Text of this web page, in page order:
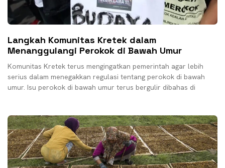
Langkah Komunitas Kretek dalam
Menanggulangi Perokok di Bawah Umur
Komunitas Kretek terus mengingatkan pemerintah agar lebih
serius dalam menegakkan regulasi tentang perokok di bawah
umur. Isu perokok di bawah umur terus bergulir dibahas di